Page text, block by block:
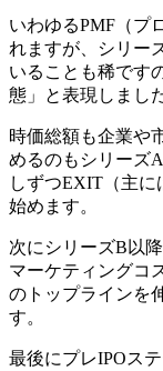
いわゆるPMF（プ
れますが、シリー
いることも稀です
態」と表現しまし
時価総額も企業や
めるのもシリーズ
しずつEXIT（主
始めます。
次にシリーズB以
マーケティングコ
のトップラインを
す。
最後にプレIPOス